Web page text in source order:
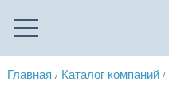
Главная / Каталог компаний /